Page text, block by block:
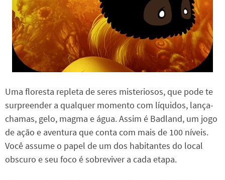
Uma floresta repleta de seres misteriosos, que pode te
surpreender a qualquer momento com líquidos, lança-
chamas, gelo, magma e água. Assim é Badland, um jogo
de ação e aventura que conta com mais de 100 níveis.
Você assume o papel de um dos habitantes do local
obscuro e seu foco é sobreviver a cada etapa.